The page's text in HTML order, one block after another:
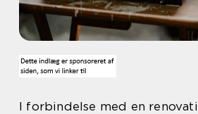
I forbindelse med en